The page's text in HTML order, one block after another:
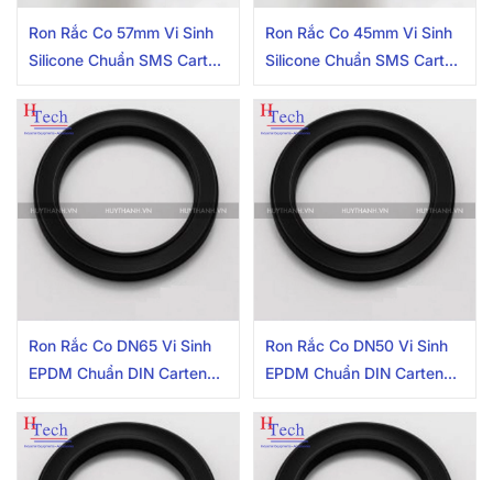
Ron Rắc Co 57mm Vi Sinh
Silicone Chuẩn SMS Carten
Ron Rắc Co 45mm Vi Sinh
Silicone Chuẩn SMS Carten
Ron Rắc Co DN65 Vi Sinh
EPDM Chuẩn DIN Carten
Ron Rắc Co DN50 Vi Sinh
EPDM Chuẩn DIN Carten